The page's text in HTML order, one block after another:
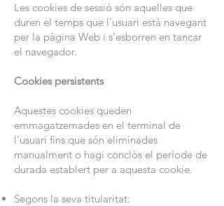
Les cookies de sessió són aquelles que
duren el temps que l'usuari està navegant
per la pàgina Web i s'esborren en tancar
el navegador.
Cookies persistents
Aquestes cookies queden
emmagatzemades en el terminal de
l'usuari fins que són eliminades
manualment o hagi conclòs el període de
durada establert per a aquesta cookie.
Segons la seva titularitat: